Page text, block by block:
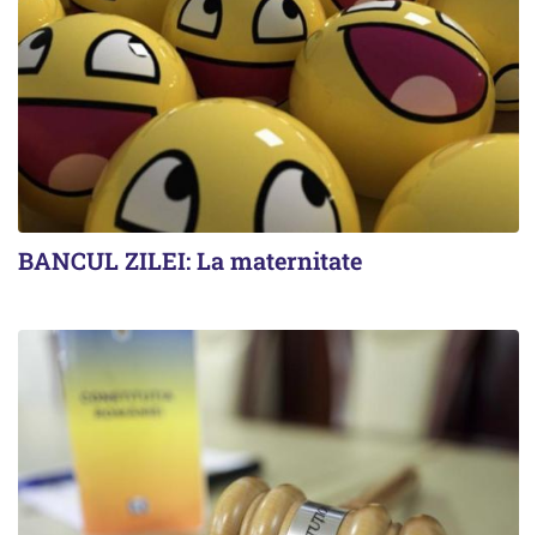
BANCUL ZILEI: La maternitate